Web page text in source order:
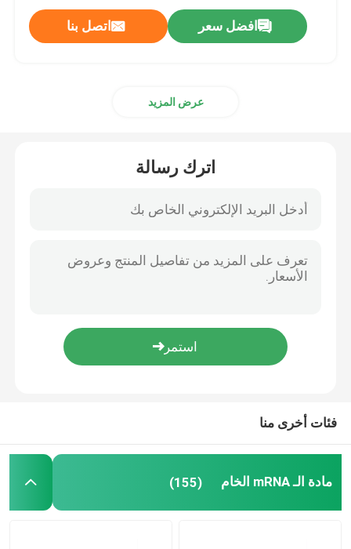
افضل سعر اتصل بنا
عرض المزيد
اترك رسالة
فئات أخرى منا
مادة الـ mRNA الخام (155)